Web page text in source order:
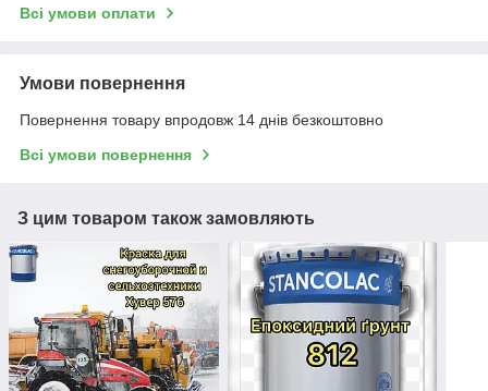
Всі умови оплати
Умови повернення
Повернення товару впродовж 14 днів безкоштовно
Всі умови повернення
З цим товаром також замовляють